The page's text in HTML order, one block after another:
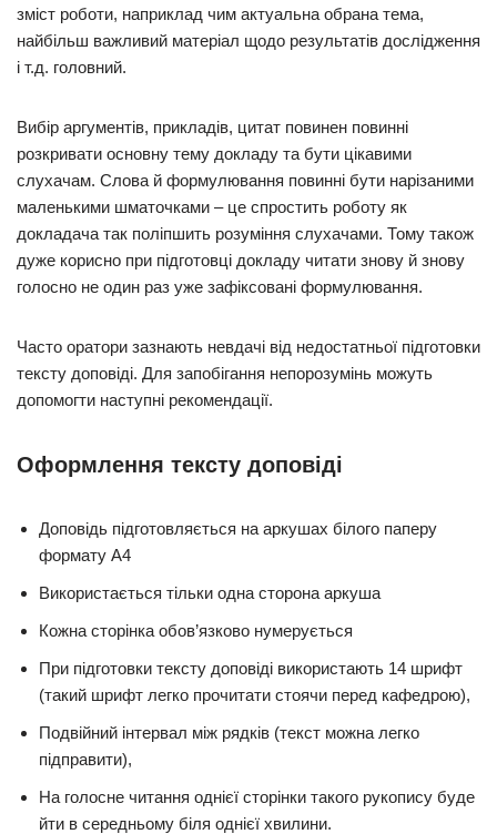
зміст роботи, наприклад чим актуальна обрана тема,
найбільш важливий матеріал щодо результатів дослідження
і т.д. головний.
Вибір аргументів, прикладів, цитат повинен повинні
розкривати основну тему докладу та бути цікавими
слухачам. Слова й формулювання повинні бути нарізаними
маленькими шматочками – це спростить роботу як
докладача так поліпшить розуміння слухачами. Тому також
дуже корисно при підготовці докладу читати знову й знову
голосно не один раз уже зафіксовані формулювання.
Часто оратори зазнають невдачі від недостатньої підготовки
тексту доповіді. Для запобігання непорозумінь можуть
допомогти наступні рекомендації.
Оформлення тексту доповіді
Доповідь підготовляється на аркушах білого паперу
формату A4
Використається тільки одна сторона аркуша
Кожна сторінка обов’язково нумерується
При підготовки тексту доповіді використають 14 шрифт
(такий шрифт легко прочитати стоячи перед кафедрою),
Подвійний інтервал між рядків (текст можна легко
підправити),
На голосне читання однієї сторінки такого рукопису буде
йти в середньому біля однієї хвилини.